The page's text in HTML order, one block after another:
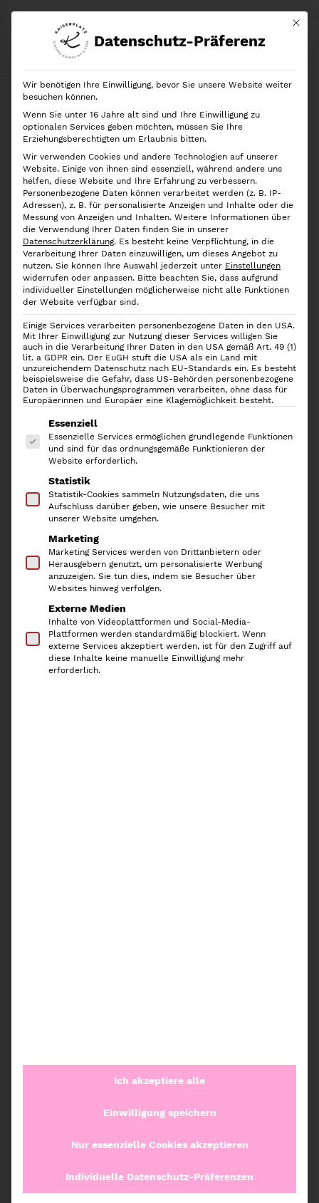
Shop Marken
Yamazaki
Yamazaki Küchenrollenhalter Tosca
Ausverkauft!
Yamazaki Küchenrollenhalter
Tosca
22,50€
inkl. 19 % MwSt.
Yamazaki Küchenrollenhalter TOSCA.
Ausverkauft!
Zusätzliche Informationen
Rezensionen (0)
Weitere Produkte
Mit
Datenschutz-Präferenz
Wir benötigen Ihre Einwilligung, bevor Sie unsere Website weiter
besuchen können.
Wenn Sie unter 16 Jahre alt sind und Ihre Einwilligung zu
optionalen Services geben möchten, müssen Sie Ihre
Erziehungsberechtigten um Erlaubnis bitten.
Wir verwenden Cookies und andere Technologien auf unserer
Website. Einige von ihnen sind essenziell, während andere uns
helfen, diese Website und Ihre Erfahrung zu verbessern.
Personenbezogene Daten können verarbeitet werden (z. B. IP-
Adressen), z. B. für personalisierte Anzeigen und Inhalte oder die
Messung von Anzeigen und Inhalten. Weitere Informationen über
die Verwendung Ihrer Daten finden Sie in unserer
Datenschutzerklärung. Es besteht keine Verpflichtung, in die
Verarbeitung Ihrer Daten einzuwilligen, um dieses Angebot zu
nutzen. Sie können Ihre Auswahl jederzeit unter Einstellungen
widerrufen oder anpassen. Bitte beachten Sie, dass aufgrund
individueller Einstellungen möglicherweise nicht alle Funktionen
der Website verfügbar sind.
Einige Services verarbeiten personenbezogene Daten in den USA.
Mit Ihrer Einwilligung zur Nutzung dieser Services willigen Sie
auch in die Verarbeitung Ihrer Daten in den USA gemäß Art. 49 (1)
lit. a GDPR ein. Der EuGH stuft die USA als ein Land mit
unzureichendem Datenschutz nach EU-Standards ein. Es besteht
beispielsweise die Gefahr, dass US-Behörden personenbezogene
Daten in Überwachungsprogrammen verarbeiten, ohne dass für
Europäerinnen und Europäer eine Klagemöglichkeit besteht.
Es folgt eine Liste der Service-Gruppen, für
Essenziell
Essenzielle Services ermöglichen grundlegende Funktionen
und sind für das ordnungsgemäße Funktionieren der
Website erforderlich.
Statistik
Statistik-Cookies sammeln Nutzungsdaten, die uns
Aufschluss darüber geben, wie unsere Besucher mit
unserer Website umgehen.
Marketing
Marketing Services werden von Drittanbietern oder
Herausgebern genutzt, um personalisierte Werbung
anzuzeigen. Sie tun dies, indem sie Besucher über
Websites hinweg verfolgen.
Externe Medien
Inhalte von Videoplattformen und Social-Media-
Plattformen werden standardmäßig blockiert. Wenn
externe Services akzeptiert werden, ist für den Zugriff auf
diese Inhalte keine manuelle Einwilligung mehr
erforderlich.
Ich akzeptiere alle
Einwilligung speichern
Nur essenzielle Cookies akzeptieren
Individuelle Datenschutz-Präferenzen